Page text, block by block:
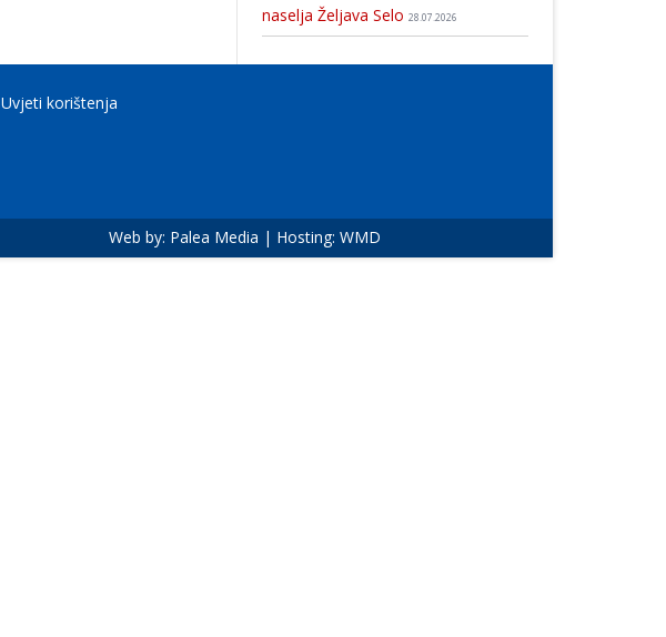
naselja Željava Selo 28.07.2026
Uvjeti korištenja
Web by: Palea Media | Hosting: WMD